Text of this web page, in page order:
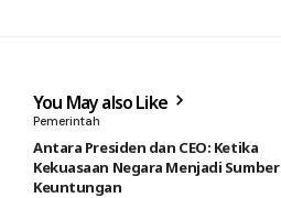
You May also Like
Pemerintah
Antara Presiden dan CEO: Ketika
Kekuasaan Negara Menjadi Sumber
Keuntungan